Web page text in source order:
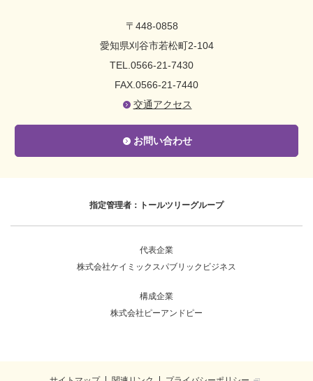
〒448-0858
愛知県刈谷市若松町2-104
TEL.0566-21-7430
FAX.0566-21-7440
交通アクセス
お問い合わせ
指定管理者：トールツリーグループ
代表企業
株式会社ケイミックスパブリックビジネス
構成企業
株式会社ピーアンドピー